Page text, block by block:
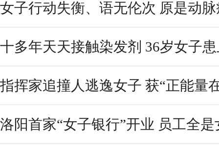
女子行动失衡、语无伦次 原是动
十多年天天接触染发剂 36岁女子
指挥家追撞人逃逸女子 获“正能量
洛阳首家“女子银行”开业 员工全是